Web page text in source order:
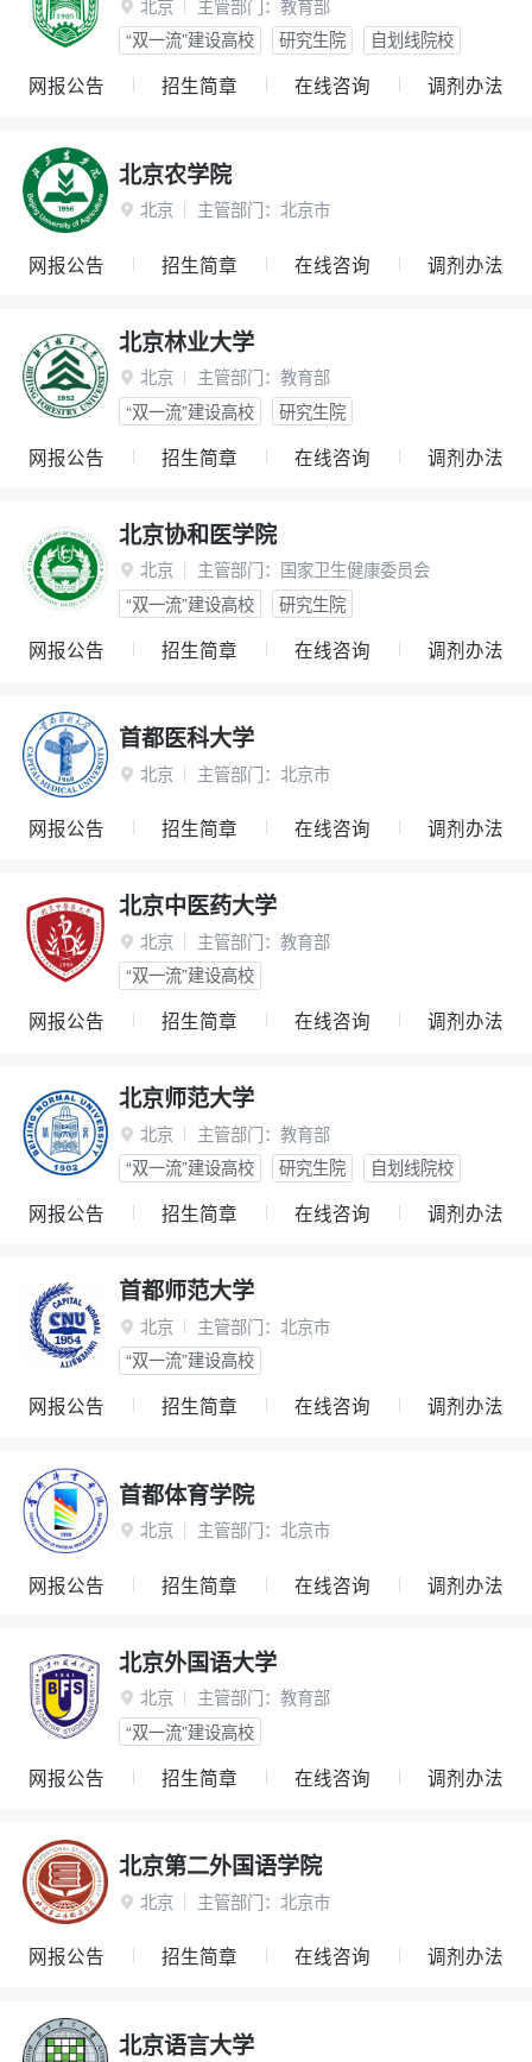
 北京 主管部门： 教育部
“双一流”建设高校
研究生院 自划线院校
网报公告 招生简章 在线咨询 调剂办法
北京农学院
 北京 主管部门： 北京市
网报公告 招生简章 在线咨询 调剂办法
北京林业大学
 北京 主管部门： 教育部
“双一流”建设高校
研究生院
网报公告 招生简章 在线咨询 调剂办法
北京协和医学院
 北京 主管部门： 国家卫生健康委员会
“双一流”建设高校
研究生院
网报公告 招生简章 在线咨询 调剂办法
首都医科大学
 北京 主管部门： 北京市
网报公告 招生简章 在线咨询 调剂办法
北京中医药大学
 北京 主管部门： 教育部
“双一流”建设高校
网报公告 招生简章 在线咨询 调剂办法
北京师范大学
 北京 主管部门： 教育部
“双一流”建设高校
研究生院 自划线院校
网报公告 招生简章 在线咨询 调剂办法
首都师范大学
 北京 主管部门： 北京市
“双一流”建设高校
网报公告 招生简章 在线咨询 调剂办法
首都体育学院
 北京 主管部门： 北京市
网报公告 招生简章 在线咨询 调剂办法
北京外国语大学
 北京 主管部门： 教育部
“双一流”建设高校
网报公告 招生简章 在线咨询 调剂办法
北京第二外国语学院
 北京 主管部门： 北京市
网报公告 招生简章 在线咨询 调剂办法
北京语言大学